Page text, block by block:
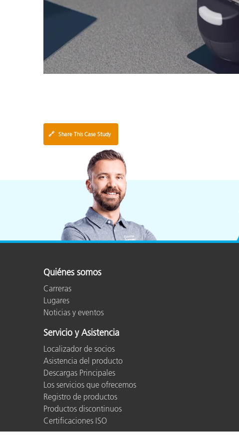
🔗 Share This Case Study
Quiénes somos
Carreras
Lugares
Noticias y eventos
Servicio y Asistencia
Localizador de socios
Asistencia del producto
Descargas Principales
Los servicios que ofrecemos
Registro de productos
Productos discontinuos
Certificaciones ISO